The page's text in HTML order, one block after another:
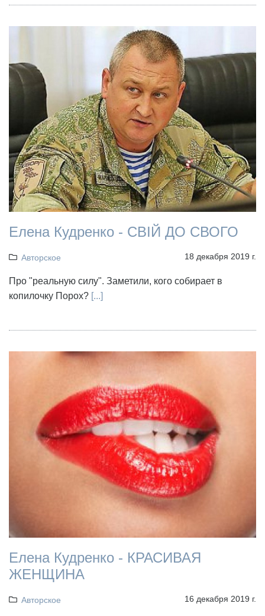
Елена Кудренко - СВІЙ ДО СВОГО
Авторское 18 декабря 2019 г.
Про "реальную силу". Заметили, кого собирает в
копилочку Порох? [...]
Елена Кудренко - КРАСИВАЯ
ЖЕНЩИНА
Авторское 16 декабря 2019 г.